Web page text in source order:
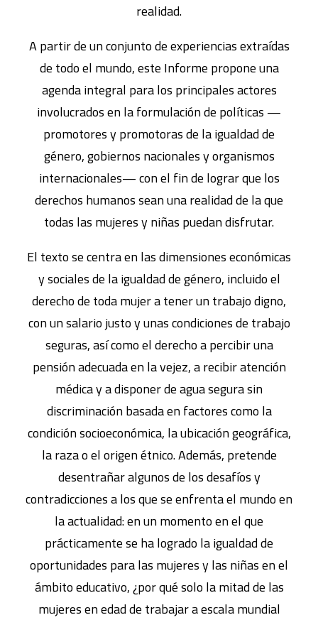
realidad.
A partir de un conjunto de experiencias extraídas
de todo el mundo, este Informe propone una
agenda integral para los principales actores
involucrados en la formulación de políticas —
promotores y promotoras de la igualdad de
género, gobiernos nacionales y organismos
internacionales— con el fin de lograr que los
derechos humanos sean una realidad de la que
todas las mujeres y niñas puedan disfrutar.
El texto se centra en las dimensiones económicas
y sociales de la igualdad de género, incluido el
derecho de toda mujer a tener un trabajo digno,
con un salario justo y unas condiciones de trabajo
seguras, así como el derecho a percibir una
pensión adecuada en la vejez, a recibir atención
médica y a disponer de agua segura sin
discriminación basada en factores como la
condición socioeconómica, la ubicación geográfica,
la raza o el origen étnico. Además, pretende
desentrañar algunos de los desafíos y
contradicciones a los que se enfrenta el mundo en
la actualidad: en un momento en el que
prácticamente se ha logrado la igualdad de
oportunidades para las mujeres y las niñas en el
ámbito educativo, ¿por qué solo la mitad de las
mujeres en edad de trabajar a escala mundial